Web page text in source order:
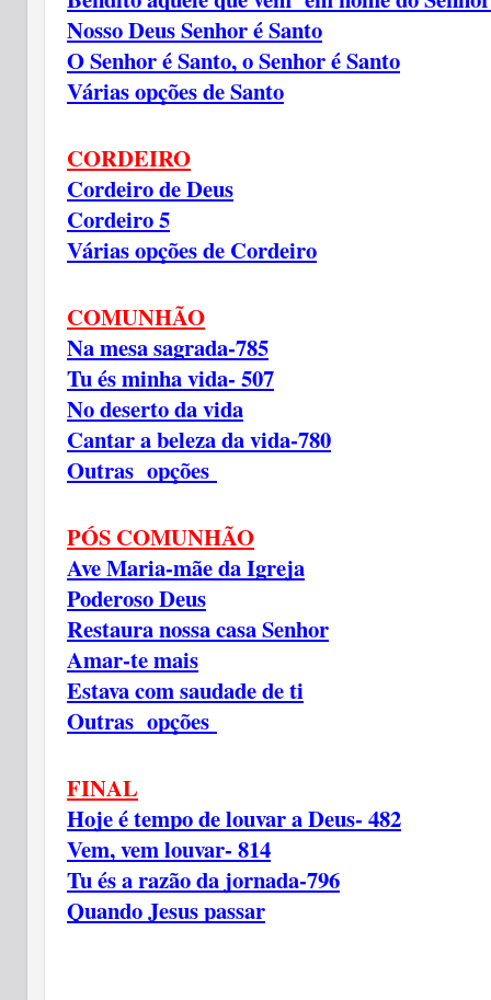
Nosso Deus Senhor é Santo
O Senhor é Santo, o Senhor é Santo
Várias opções de Santo
CORDEIRO
Cordeiro de Deus
Cordeiro 5
Várias opções de Cordeiro
COMUNHÃO
Na mesa sagrada-785
Tu és minha vida- 507
No deserto da vida
Cantar a beleza da vida-780
Outras opções
PÓS COMUNHÃO
Ave Maria-mãe da Igreja
Poderoso Deus
Restaura nossa casa Senhor
Amar-te mais
Estava com saudade de ti
Outras opções
FINAL
Hoje é tempo de louvar a Deus- 482
Vem, vem louvar- 814
Tu és a razão da jornada-796
Quando Jesus passar